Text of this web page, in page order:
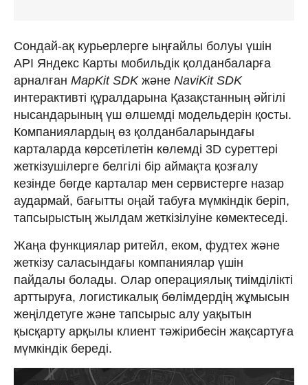
Сондай-ақ курьерлерге ыңғайлы болуы үшін
API Яндекс Карты мобильдік қолданбаларға
арналған MapKit SDK және NaviKit SDK
интерактивті құралдарына Қазақстанның әйгілі
нысандарының үш өлшемді модельдерін қосты.
Компаниялардың өз қолданбаларындағы
карталарда көрсетілетін көлемді 3D суреттері
жеткізушілерге белгілі бір аймақта қозғалу
кезінде бөгде карталар мен сервистерге назар
аудармай, бағытты оңай табуға мүмкіндік беріп,
тапсырыстың жылдам жеткізілуіне көмектеседі.
Жаңа функциялар ритейл, еком, фудтех және
жеткізу саласындағы компаниялар үшін
пайдалы болады. Олар операциялық тиімділікті
арттыруға, логистикалық бөлімдердің жұмысын
жеңілдетуге және тапсырыс алу уақытын
қысқарту арқылы клиент тәжірибесін жақсартуға
мүмкіндік береді.